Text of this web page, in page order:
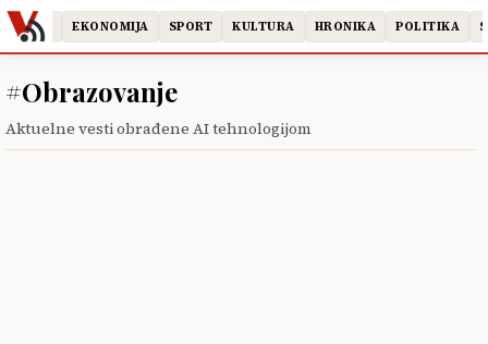
EKONOMIJA SPORT KULTURA HRONIKA POLITIKA
#Obrazovanje
Aktuelne vesti obrađene AI tehnologijom